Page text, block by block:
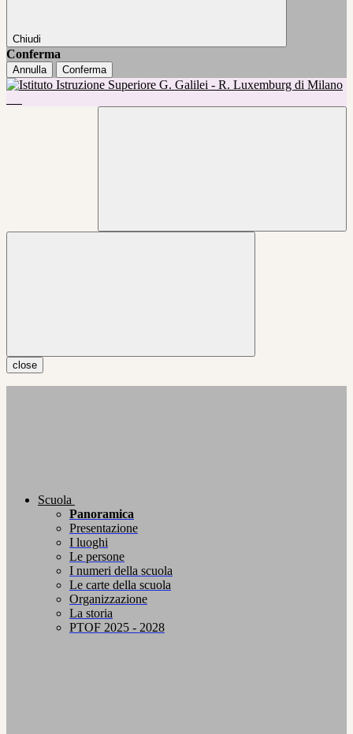
Chiudi
Conferma
Annulla Conferma
close
Scuola
Panoramica
Presentazione
I luoghi
Le persone
I numeri della scuola
Le carte della scuola
Organizzazione
La storia
PTOF 2025 - 2028